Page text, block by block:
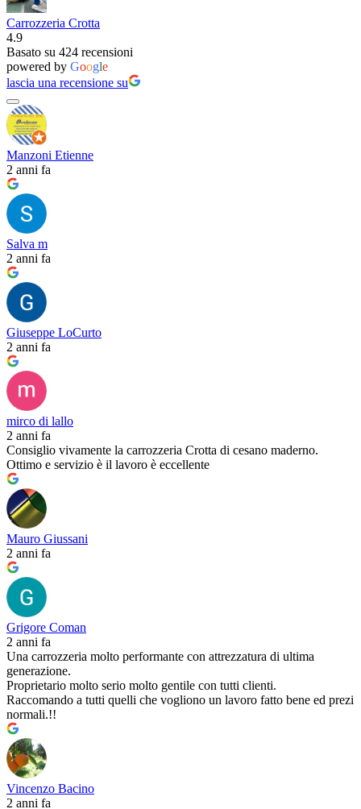
Carrozzeria Crotta
4.9
Basato su 424 recensioni
powered by Google
lascia una recensione su
Manzoni Etienne
2 anni fa
Salva m
2 anni fa
Giuseppe LoCurto
2 anni fa
mirco di lallo
2 anni fa
Consiglio vivamente la carrozzeria Crotta di cesano maderno.
Ottimo e servizio è il lavoro è eccellente
Mauro Giussani
2 anni fa
Grigore Coman
2 anni fa
Una carrozzeria molto performante con attrezzatura di ultima
generazione.
Proprietario molto serio molto gentile con tutti clienti.
Raccomando a tutti quelli che vogliono un lavoro fatto bene ed prezi
normali.!!
Vincenzo Bacino
2 anni fa